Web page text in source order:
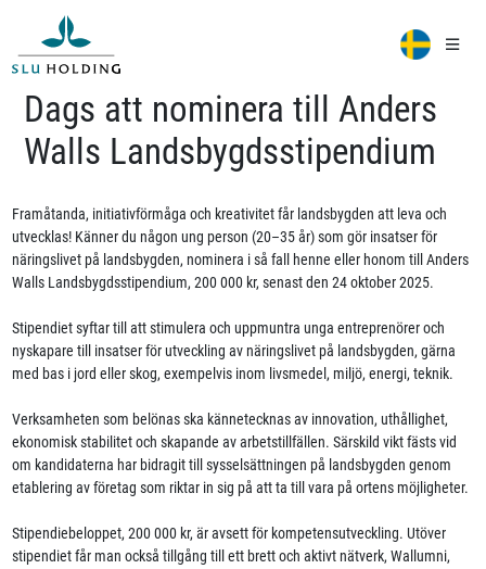
Dags att nominera till Anders
Walls Landsbygdsstipendium
Framåtanda, initiativförmåga och kreativitet får landsbygden att leva och
utvecklas! Känner du någon ung person (20–35 år) som gör insatser för
näringslivet på landsbygden, nominera i så fall henne eller honom till Anders
Walls Landsbygdsstipendium, 200 000 kr, senast den 24 oktober 2025.
Stipendiet syftar till att stimulera och uppmuntra unga entreprenörer och
nyskapare till insatser för utveckling av näringslivet på landsbygden, gärna
med bas i jord eller skog, exempelvis inom livsmedel, miljö, energi, teknik.
Verksamheten som belönas ska kännetecknas av innovation, uthållighet,
ekonomisk stabilitet och skapande av arbetstillfällen. Särskild vikt fästs vid
om kandidaterna har bidragit till sysselsättningen på landsbygden genom
etablering av företag som riktar in sig på att ta till vara på ortens möjligheter.
Stipendiebeloppet, 200 000 kr, är avsett för kompetensutveckling. Utöver
stipendiet får man också tillgång till ett brett och aktivt nätverk, Wallumni,